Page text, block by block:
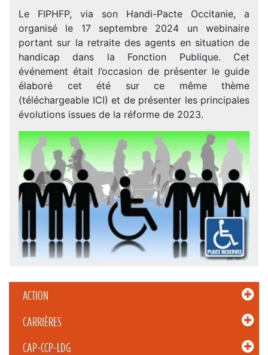
ACTION
CARRIÈRES
CAP-CCP-LDG
Le FIPHFP, via son Handi-Pacte Occitanie, a
organisé le 17 septembre 2024 un webinaire
portant sur la retraite des agents en situation de
handicap dans la Fonction Publique. Cet
événement était l’occasion de présenter le guide
élaboré cet été sur ce même thème
(téléchargeable ICI) et de présenter les principales
évolutions issues de la réforme de 2023.